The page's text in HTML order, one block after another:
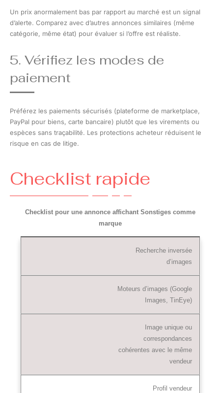
Un prix anormalement bas par rapport au marché est un signal
d’alerte. Comparez avec d’autres annonces similaires (même
catégorie, même état) pour évaluer si l’offre est réaliste.
5. Vérifiez les modes de
paiement
Préférez les paiements sécurisés (plateforme de marketplace,
PayPal pour biens, carte bancaire) plutôt que les virements ou
espèces sans traçabilité. Les protections acheteur réduisent le
risque en cas de litige.
Checklist rapide
Checklist pour une annonce affichant Sonstiges comme
marque
Recherche inversée
d’images
Moteurs d’images (Google
Images, TinEye)
Image unique ou
correspondances
cohérentes avec le même
vendeur
Profil vendeur